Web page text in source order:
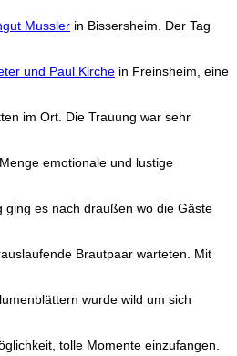
Mussler in Bissersheim. Der Tag
und Paul Kirche in Freinsheim, eine
im Ort. Die Trauung war sehr
emotionale und lustige
ging es nach draußen wo die Gäste
Brautpaar warteten. Mit
wurde wild um sich
tolle Momente einzufangen.